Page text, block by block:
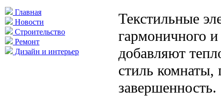
Главная
Новости
Строительство
Ремонт
Дизайн и интерьер
Текстильные
гармоничного
добавляют
стиль комнаты,
завершенность.